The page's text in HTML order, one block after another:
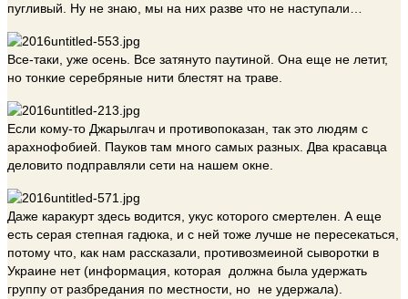
пугливый. Ну не знаю, мы на них разве что не наступали…
Все-таки, уже осень. Все затянуто паутиной. Она еще не летит,
но тонкие серебряные нити блестят на траве.
Если кому-то Джарылгач и противопоказан, так это людям с
арахнофобией. Пауков там много самых разных. Два красавца
деловито подправляли сети на нашем окне.
Даже каракурт здесь водится, укус которого смертелен. А еще
есть серая степная гадюка, и с ней тоже лучше не пересекаться,
потому что, как нам рассказали, противозмеиной сыворотки в
Украине нет (информация, которая должна была удержать
группу от разбредания по местности, но не удержала).